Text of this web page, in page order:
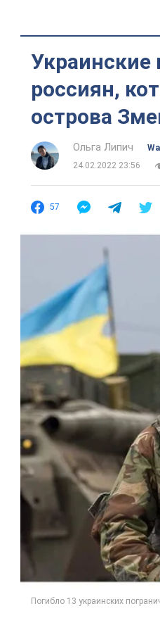
Украинские
россиян,
острова
Ольга Липич
24.02.2022 23:56
57